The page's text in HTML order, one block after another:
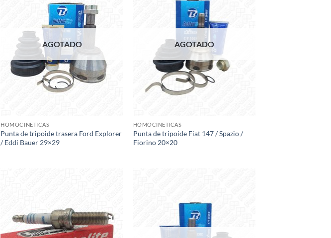
AGOTADO
HOMOCINÉTICAS
Punta de tripoide trasera Ford Explorer
/ Eddi Bauer 29×29
AGOTADO
HOMOCINÉTICAS
Punta de tripoide Fiat 147 / Spazio /
Fiorino 20×20